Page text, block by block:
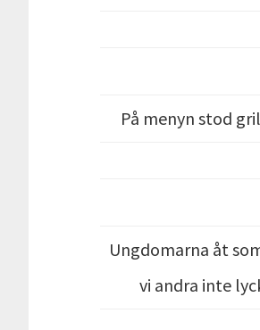
På menyn stod
Ungdomarna åt
vi andra inte